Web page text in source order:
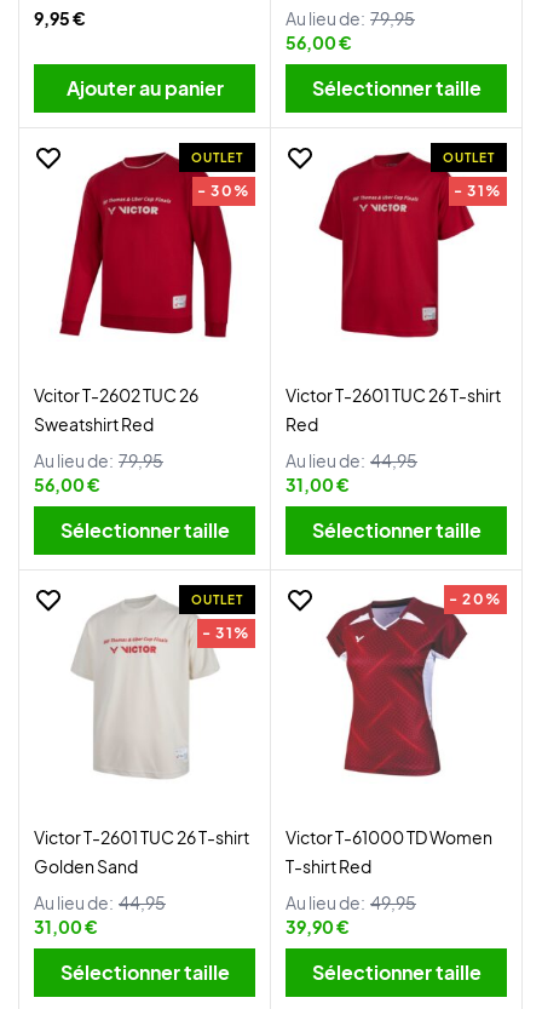
9,95 €
Ajouter au panier
Au lieu de: 79,95
56,00 €
Sélectionner taille
OUTLET
- 30%
Vcitor T-2602 TUC 26
Sweatshirt Red
Au lieu de: 79,95
56,00 €
Sélectionner taille
OUTLET
- 31%
Victor T-2601 TUC 26 T-shirt
Red
Au lieu de: 44,95
31,00 €
Sélectionner taille
OUTLET
- 31%
Victor T-2601 TUC 26 T-shirt
Golden Sand
Au lieu de: 44,95
31,00 €
Sélectionner taille
- 20%
Victor T-61000 TD Women
T-shirt Red
Au lieu de: 49,95
39,90 €
Sélectionner taille